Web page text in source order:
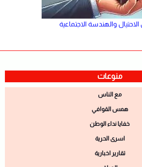
والهندسة الاجتماعية
منوعات
مع الناس
همس القوافي
خفايا نداء الوطن
اسرى الحرية
تقارير اخبارية